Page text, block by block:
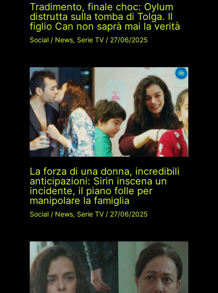
Tradimento, finale choc: Oylum
distrutta sulla tomba di Tolga. Il
figlio Can non saprà mai la verità
Social/ News, Serie TV/ 27/06/2025
La forza di una donna, incredibili
anticipazioni: Sirin inscena un
incidente, il piano folle per
manipolare la famiglia
Social/ News, Serie TV/ 27/06/2025